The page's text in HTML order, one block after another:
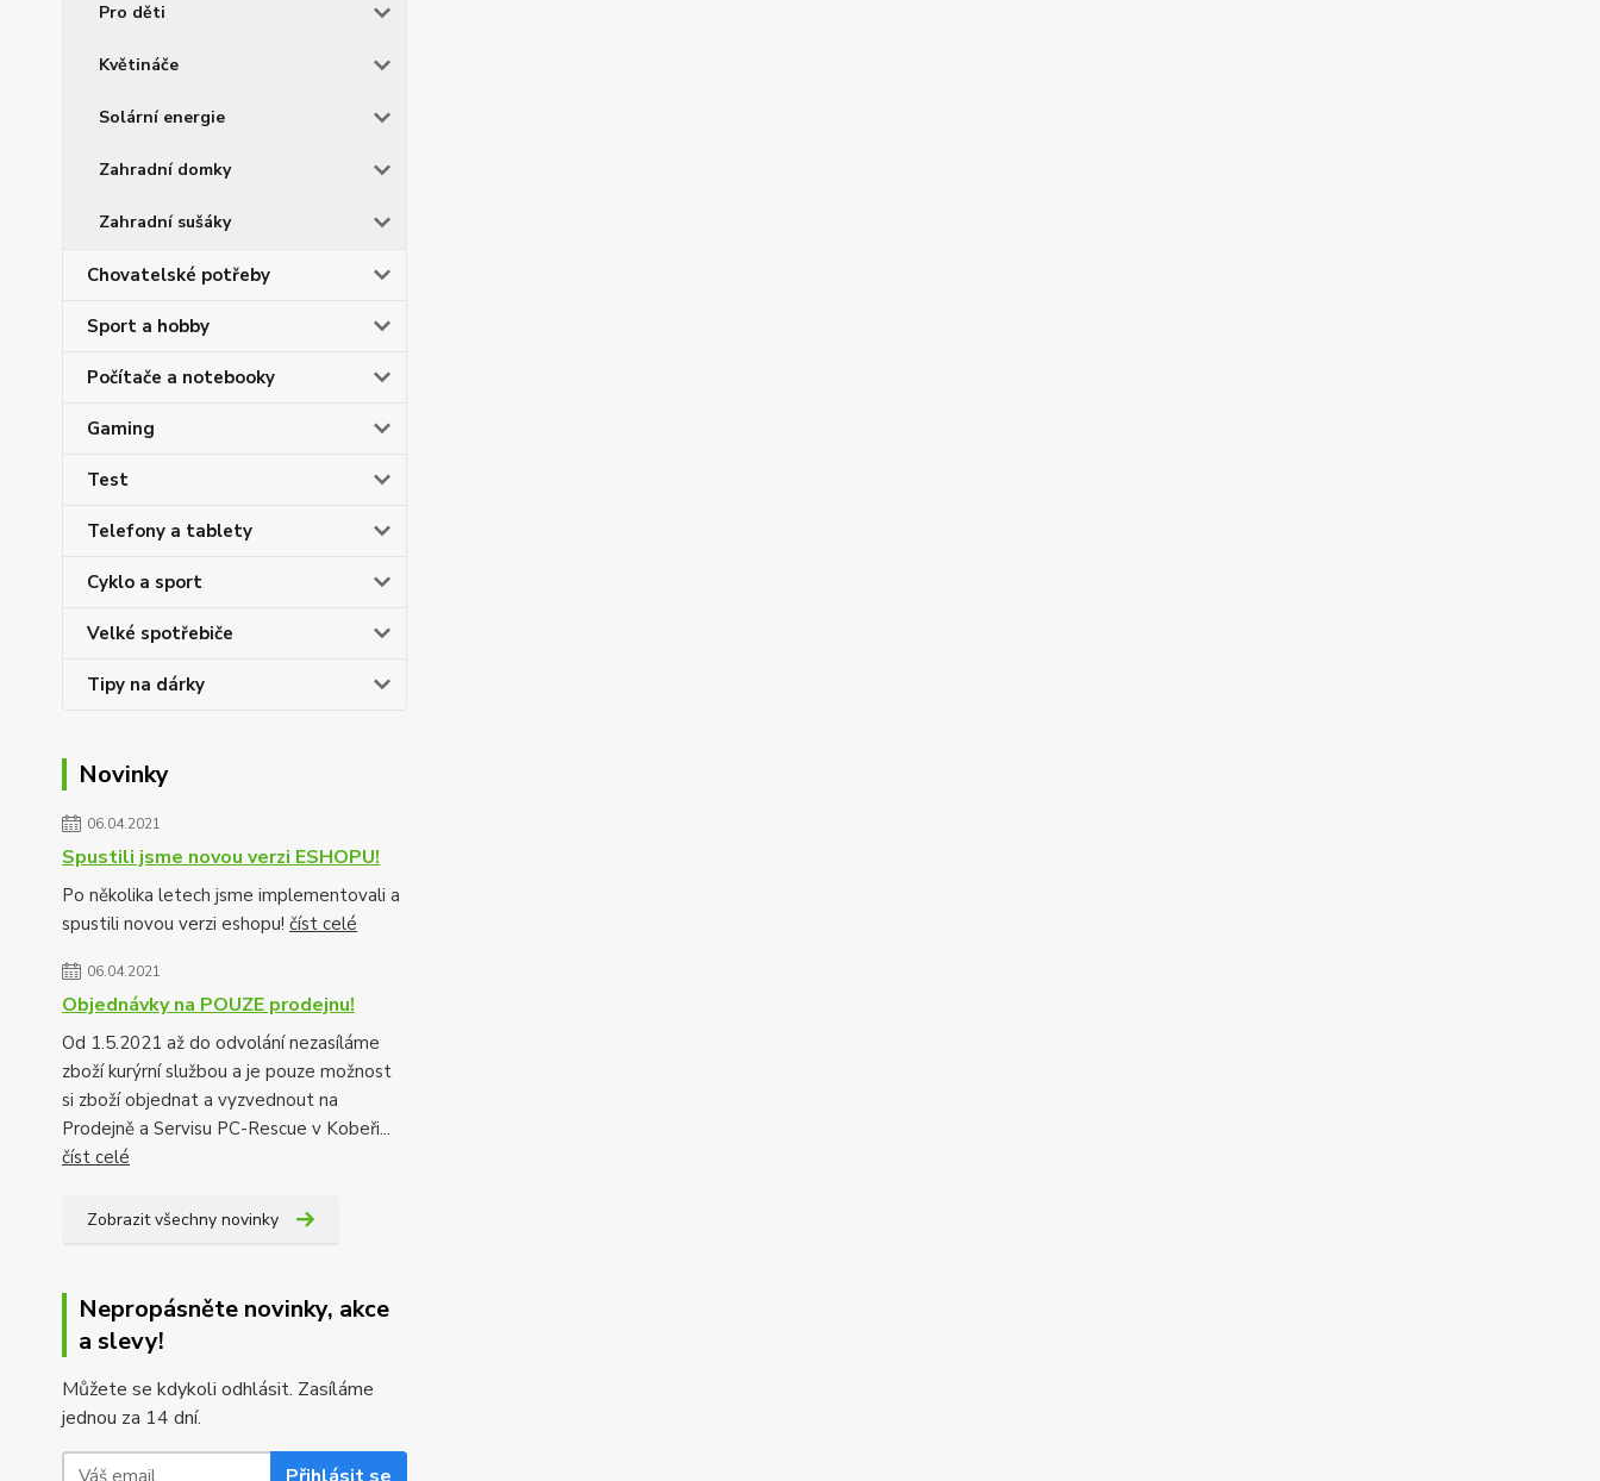
Pro děti
Květináče
Solární energie
Zahradní domky
Zahradní sušáky
Chovatelské potřeby
Sport a hobby
Počítače a notebooky
Gaming
Test
Telefony a tablety
Cyklo a sport
Velké spotřebiče
Tipy na dárky
Novinky
06.04.2021
Spustili jsme novou verzi ESHOPU!
Po několika letech jsme implementovali a
spustili novou verzi eshopu! číst celé
06.04.2021
Objednávky na POUZE prodejnu!
Od 1.5.2021 až do odvolání nezasíláme
zboží kurýrní službou a je pouze možnost
si zboží objednat a vyzvednout na
Prodejně a Servisu PC-Rescue v Kobeři...
číst celé
Zobrazit všechny novinky
Nepropásněte novinky, akce
a slevy!
Můžete se kdykoli odhlásit. Zasíláme
jednou za 14 dní.
Přihlásit se